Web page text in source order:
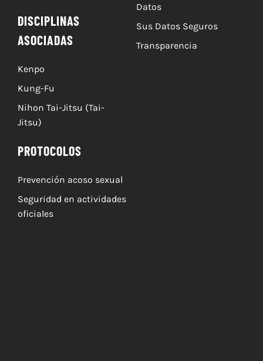
DISCIPLINAS
ASOCIADAS
Kenpo
Kung-Fu
Nihon Tai-Jitsu (Tai-
Jitsu)
Datos
Sus Datos Seguros
Transparencia
PROTOCOLOS
Prevención acoso sexual
Seguridad en actividades
oficiales